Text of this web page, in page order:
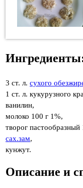
3 ст. л. сухого
1 ст. л. кукурузного
ванилин,
молоко 100 г 1%,
творог пастообразный
сах.зам,
кунжут.
Описание и